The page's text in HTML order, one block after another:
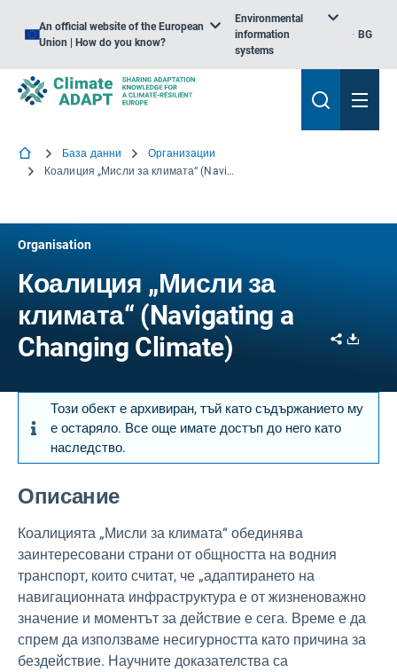
An official website of the European
Union | How do you know?
Environmental
information
systems
BG
База данни
Организации
Коалиция „Мисли за климата“ (Navigating a Changing Climate)
Organisation
Коалиция „Мисли за
климата“ (Navigating a
Changing Climate)
Share
Този обект е архивиран, тъй като съдържанието му
е остаряло. Все още имате достъп до него като
наследство.
Описание
Коалицията „Мисли за климата“ обединява
заинтересовани страни от общността на водния
транспорт, които считат, че „адаптирането на
навигационната инфраструктура е от жизненоважно
значение и моментът за действие е сега. Време е да
спрем да използваме несигурността като причина за
бездействие. Научните доказателства са